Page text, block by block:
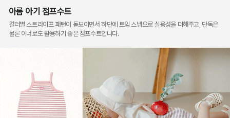
아롬 아기 점프수트
컬러별 스트라이프 패턴이 돋보이면서 하단에 트임 스냅으로 실용성을 더해주고, 단독은
물론 이너로도 활용하기 좋은 점프수트입니다.